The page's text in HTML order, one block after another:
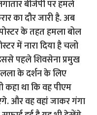
बीजेपी पर हमले
का दौर जारी है. अब
के तहत हमला बोल
में नारा दिया है चलो
पहले शिवसेना प्रमुख
के दर्शन के लिए
कहा था कि वह पीएम
और वह वहां जाकर गंगा